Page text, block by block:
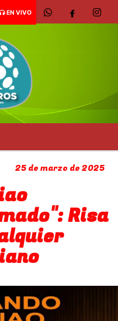
EN VIVO
25 de marzo de 2025
Risa